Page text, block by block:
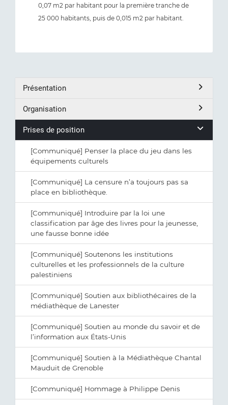
0,07 m2 par habitant pour la première tranche de
25 000 habitants, puis de 0,015 m2 par habitant.
Présentation
Organisation
Prises de position
[Communiqué] Penser la place du jeu dans les
équipements culturels
[Communiqué] La censure n’a toujours pas sa
place en bibliothèque.
[Communiqué] Introduire par la loi une
classification par âge des livres pour la jeunesse,
une fausse bonne idée
[Communiqué] Soutenons les institutions
culturelles et les professionnels de la culture
palestiniens
[Communiqué] Soutien aux bibliothécaires de la
médiathèque de Lanester
[Communiqué] Soutien au monde du savoir et de
l’information aux États-Unis
[Communiqué] Soutien à la Médiathèque Chantal
Mauduit de Grenoble
[Communiqué] Hommage à Philippe Denis